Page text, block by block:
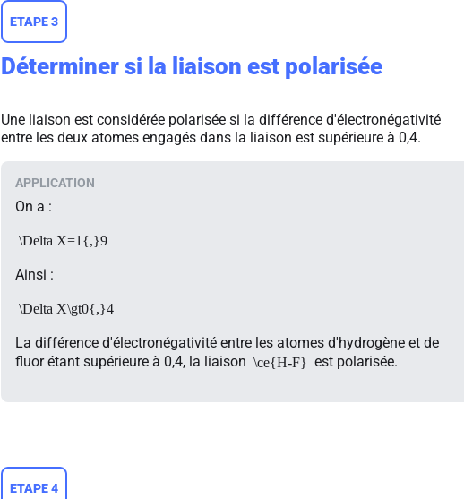
ETAPE 3
Déterminer si la liaison est polarisée
Une liaison est considérée polarisée si la différence d'électronégativité
entre les deux atomes engagés dans la liaison est supérieure à 0,4.
On a :
\Delta X=1{,}9
Ainsi :
\Delta X\gt0{,}4
La différence d'électronégativité entre les atomes d'hydrogène et de
fluor étant supérieure à 0,4, la liaison \ce{H-F} est polarisée.
ETAPE 4